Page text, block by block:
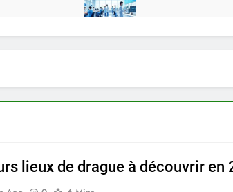
d’occasion Ifdak : comprendre ses
4 Mois Ago
2025 ?Okrami : comprendre ses
4 Mois Ago
spécialement conçu pour collégiens et
lieux de drague à découvrir en